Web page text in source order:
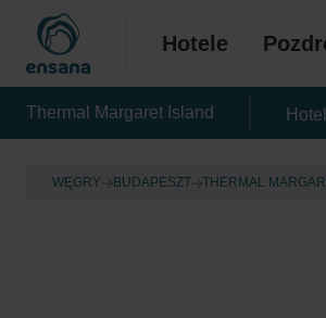
Hotele
Thermal Margaret Island Hotel
WĘGRY BUDAPESZT THERMAL